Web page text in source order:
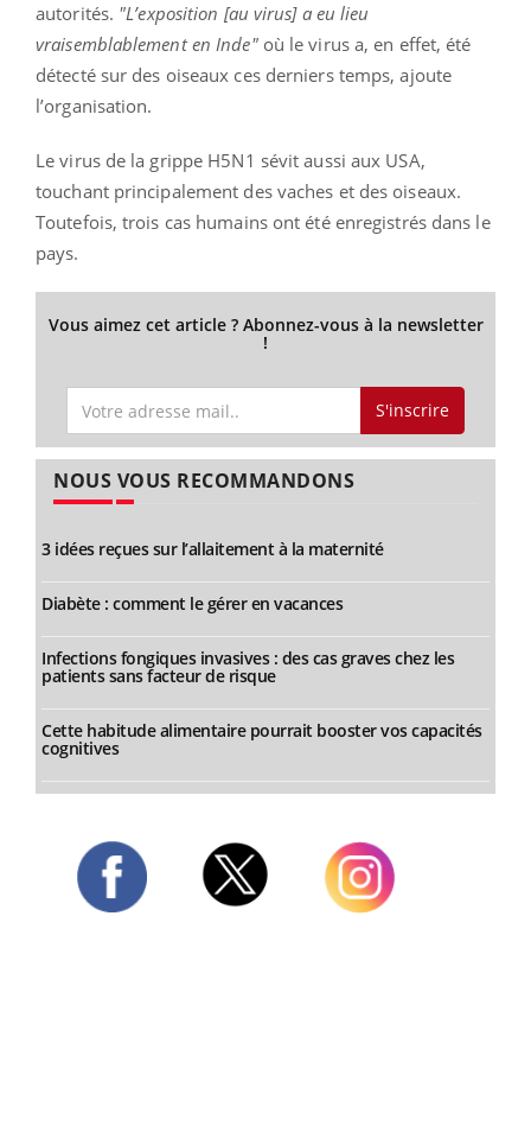
autorités. "L’exposition [au virus] a eu lieu
vraisemblablement en Inde"où le virus a, en effet, été
détecté sur des oiseaux ces derniers temps, ajoute
l’organisation.
Le virus de la grippe H5N1 sévit aussi aux USA,
touchant principalement des vaches et des oiseaux.
Toutefois, trois cas humains ont été enregistrés dans le
pays.
Vous aimez cet article ? Abonnez-vous à la newsletter
!
S'inscrire
NOUS VOUS RECOMMANDONS
3 idées reçues sur l’allaitement à la maternité
Diabète : comment le gérer en vacances
Infections fongiques invasives : des cas graves chez les
patients sans facteur de risque
Cette habitude alimentaire pourrait booster vos capacités
cognitives